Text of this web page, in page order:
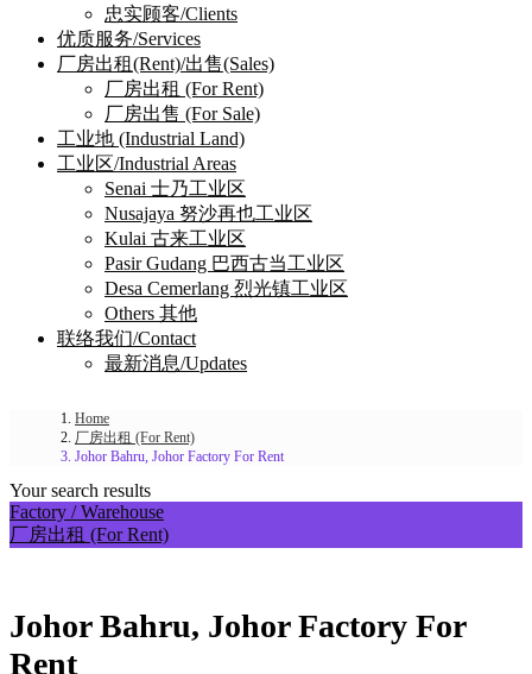
忠实顾客/Clients
优质服务/Services
厂房出租(Rent)/出售(Sales)
厂房出租 (For Rent)
厂房出售 (For Sale)
工业地 (Industrial Land)
工业区/Industrial Areas
Senai 士乃工业区
Nusajaya 努沙再也工业区
Kulai 古来工业区
Pasir Gudang 巴西古当工业区
Desa Cemerlang 烈光镇工业区
Others 其他
联络我们/Contact
最新消息/Updates
Home
厂房出租 (For Rent)
Johor Bahru, Johor Factory For Rent
Your search results
Factory / Warehouse
厂房出租 (For Rent)
Johor Bahru, Johor Factory For
Rent